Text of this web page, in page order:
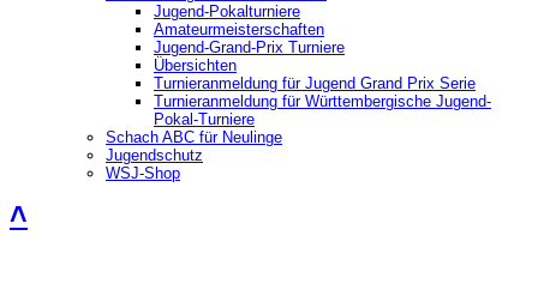
Jugend-Pokalturniere
Amateurmeisterschaften
Jugend-Grand-Prix Turniere
Übersichten
Turnieranmeldung für Jugend Grand Prix Serie
Turnieranmeldung für Württembergische Jugend-
Pokal-Turniere
Schach ABC für Neulinge
Jugendschutz
WSJ-Shop
˄